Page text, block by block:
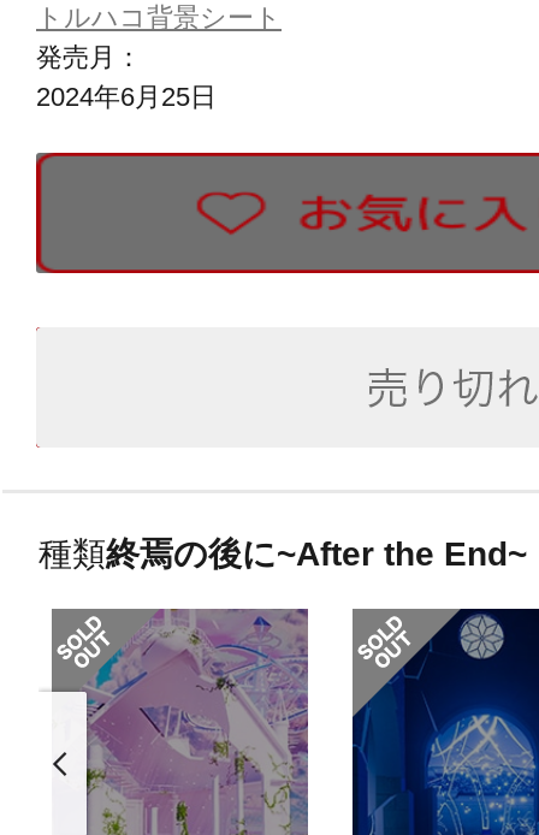
トルハコ背景シート
発売月：
2024年6月25日
種類終焉の後に~After the End~